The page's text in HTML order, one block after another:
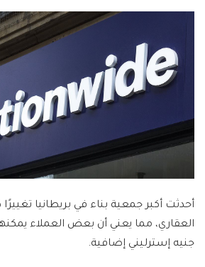
أحدثت أكبر جمعية بناء في بريطانيا
جنيه إسترليني إضافية.